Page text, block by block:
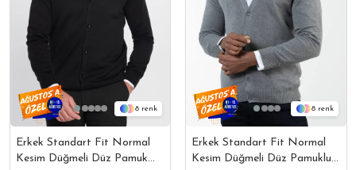
8
Erkek Standart Fit Normal
Kesim Düğmeli Düz Pamuk
8
Erkek Standart Fit Normal
Kesim Düğmeli Düz Pamuklu